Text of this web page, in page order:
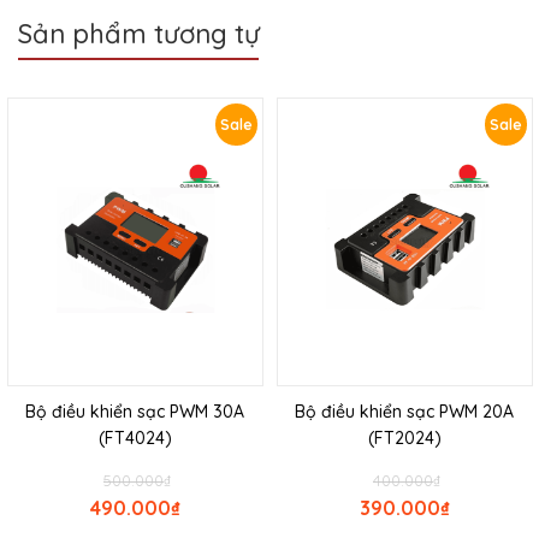
Sản phẩm tương tự
Sale
Bộ điều khiển sạc PWM 30A
(FT4024)
₫
500.000
₫
490.000
Sale
Bộ điều khiển sạc PWM 20A
(FT2024)
₫
400.000
₫
390.000